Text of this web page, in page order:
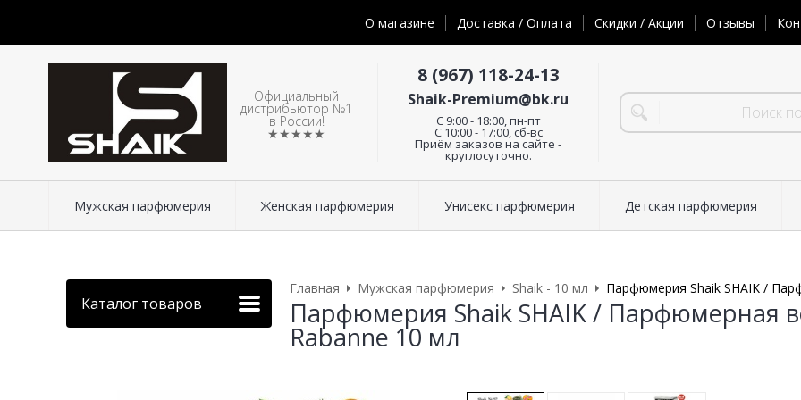
О магазине Доставка / Оплата Скидки / Акции Отзывы
Официальный
дистрибьютор №1
в России!
★★★★★
8 (967) 118-24-13
Shaik-Premium@bk.ru
C 9:00 - 18:00, пн-пт
С 10:00 - 17:00, сб-вс
Приём заказов на сайте -
круглосуточно.
Мужская парфюмерия Женская парфюмерия Унисекс парфюмерия Детская парфюмерия
Каталог товаров
Главная Мужская парфюмерия Shaik - 10 мл Парфюмерия Shaik SHAIK /
Парфюмерия Shaik SHAIK / Парфюмерная
Rabanne 10 мл